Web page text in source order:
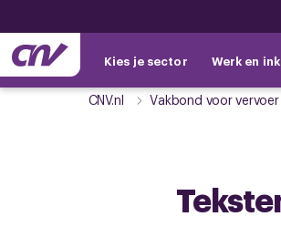
Kies je sector Werk en
CNV.nl Vakbond voor vervoer